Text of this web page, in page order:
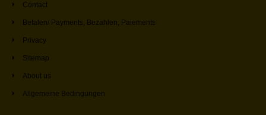
Contact
Betalen/ Payments, Bezahlen, Paiements
Privacy
Sitemap
About us
Allgemeine Bedingungen